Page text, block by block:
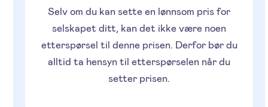
Selv om du kan sette en lønnsom pris for
selskapet ditt, kan det ikke være noen
etterspørsel til denne prisen. Derfor bør du
alltid ta hensyn til etterspørselen når du
setter prisen.